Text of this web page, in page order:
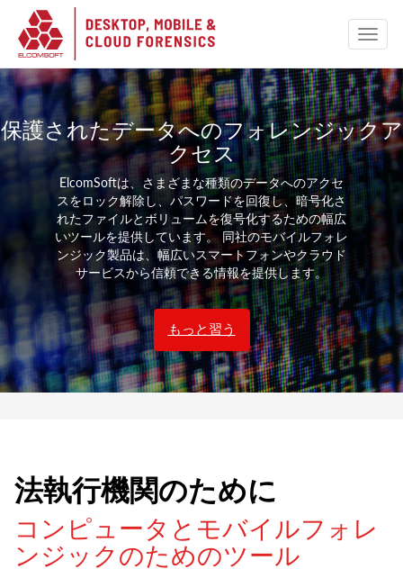
保護されたデータへのフォレンジックア
クセス
ElcomSoftは、さまざまな種類のデータへのアクセ
スをロック解除し、パスワードを回復し、暗号化さ
れたファイルとボリュームを復号化するための幅広
いツールを提供しています。 同社のモバイルフォレ
ンジック製品は、幅広いスマートフォンやクラウド
サービスから信頼できる情報を提供します。
もっと習う
法執行機関のために
コンピュータとモバイルフォレ
ンジックのためのツール